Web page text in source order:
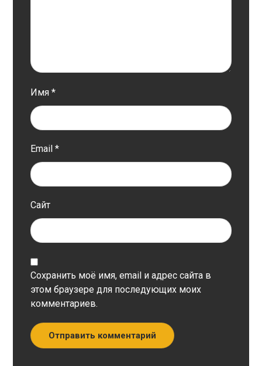
Имя*
Email*
Сайт
Сохранить моё имя, email и адрес сайта в
этом браузере для последующих моих
комментариев.
Отправить комментарий